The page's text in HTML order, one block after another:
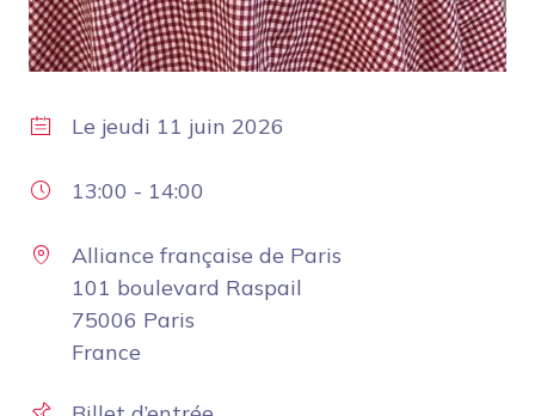
Le jeudi 11 juin 2026
13:00 - 14:00
Alliance française de Paris
101 boulevard Raspail
75006 Paris
France